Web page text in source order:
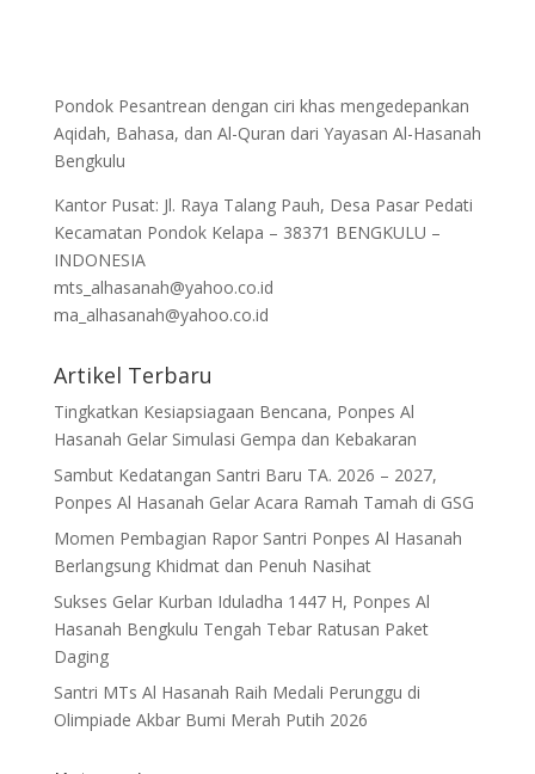
Pondok Pesantrean dengan ciri khas mengedepankan
Aqidah, Bahasa, dan Al-Quran dari Yayasan Al-Hasanah
Bengkulu
Kantor Pusat: Jl. Raya Talang Pauh, Desa Pasar Pedati
Kecamatan Pondok Kelapa – 38371 BENGKULU –
INDONESIA
mts_alhasanah@yahoo.co.id
ma_alhasanah@yahoo.co.id
Artikel Terbaru
Tingkatkan Kesiapsiagaan Bencana, Ponpes Al
Hasanah Gelar Simulasi Gempa dan Kebakaran
Sambut Kedatangan Santri Baru TA. 2026 – 2027,
Ponpes Al Hasanah Gelar Acara Ramah Tamah di GSG
Momen Pembagian Rapor Santri Ponpes Al Hasanah
Berlangsung Khidmat dan Penuh Nasihat
Sukses Gelar Kurban Iduladha 1447 H, Ponpes Al
Hasanah Bengkulu Tengah Tebar Ratusan Paket
Daging
Santri MTs Al Hasanah Raih Medali Perunggu di
Olimpiade Akbar Bumi Merah Putih 2026